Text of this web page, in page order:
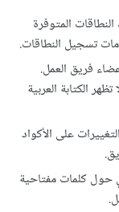
المتوفرة
تسجيل النطاقات.
فريق العمل.
الكتابة العربية
على الأكواد
حول كلمات مفتاحية